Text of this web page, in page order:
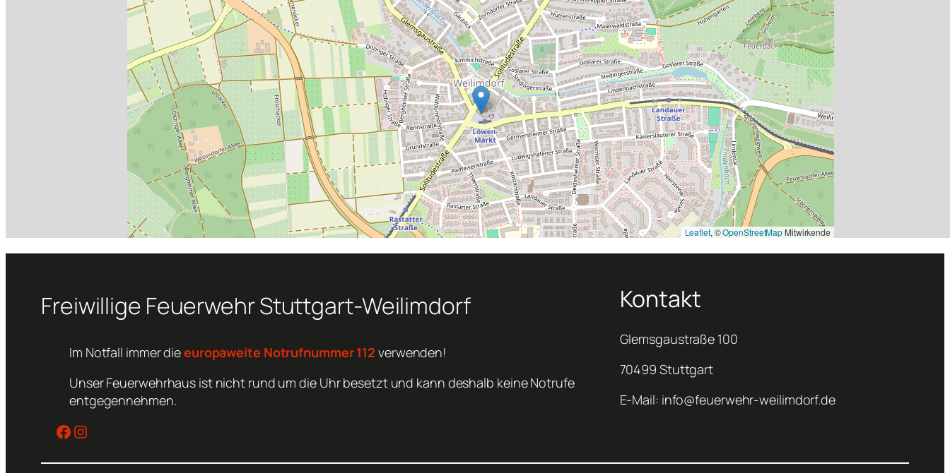
Leaflet, ©OpenStreetMap Mitwirkende
Freiwillige Feuerwehr Stuttgart-Weilimdorf
Im Notfall immer dieeuropaweite Notrufnummer 112 verwenden!
Unser Feuerwehrhaus ist nicht rund um die Uhr besetzt und kann deshalb keine Notrufe
entgegennehmen.
Facebook Instagram
Kontakt
Glemsgaustraße 100
70499 Stuttgart
E-Mail: info@feuerwehr-weilimdorf.de